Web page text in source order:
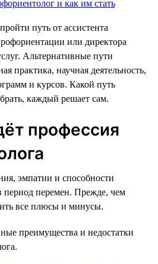
путь от ассистента
или директора
Альтернативные пути
практика, научная деятельность,
и курсов. Какой путь
каждый решает сам.
профессия
эмпатии и способности
период перемен. Прежде, чем
все плюсы и минусы.
преимущества и недостатки